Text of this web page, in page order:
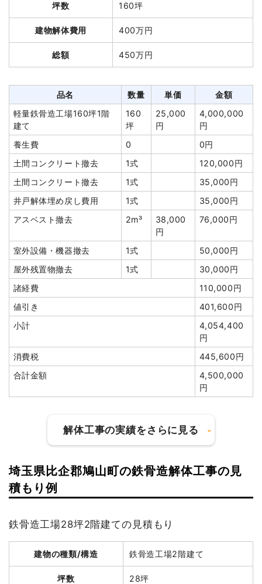
木造工場50坪1階建て
50坪
20,500
1,025,000
軽量鉄骨造工場80坪1階
建て
80坪
22,100
円
1,768,000
円
深基礎
165m² 2,500円
412,500円
養生費
0
0円
室外設備・機器撤去
1式
40,000円
土間コンクリート撤去
1式
20,000円
井戸解体埋め戻し費用
1式
50,000円
アスベスト撤去
3m³
38,000
円
114,000円
有価物買取 5t
円
-100,000
円
土間コンクリート撤去
232m² 1,800円
417,600円
諸経費
130,000円
値引き
30,100円
4,300,000
円
消費税
430,000円
4,730,000
円
建物の種類/構造 木造住宅2階建て
品名 数量
坪数 160坪
建物解体費用 400万円
総額 450万円
品名 数量 単価
金額
軽量鉄骨造工場160坪1階
建て
160
坪
25,000
円
4,000,000
円
養生費
0
0円
土間コンクリート撤去
1式
120,000円
土間コンクリート撤去
1式
35,000円
井戸解体埋め戻し費用
1式
35,000円
アスベスト撤去
2m³
38,000
円
76,000円
室外設備・機器撤去 1式
50,000円
屋外残置物撤去
1式
30,000円
諸経費
110,000円
値引き
401,600円
小計
4,054,400
円
消費税
445,600円
合計金額
4,500,000
円
解体工事の実績をさらに見る
建物の種類/構造
建物解体費用 464万6,040円
総額 757万9,000円
埼玉県比企郡鳩山町の鉄骨造解体工事の見
積もり例
鉄骨造工場28坪2階建ての見積もり
建物の種類/構造 鉄骨造工場2階建て
坪数 28坪